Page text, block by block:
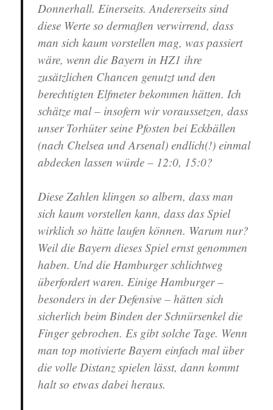
Donnerhall. Einerseits. Andererseits sind
diese Werte so dermaßen verwirrend, dass
man sich kaum vorstellen mag, was passiert
wäre, wenn die Bayern in HZ1 ihre
zusätzlichen Chancen genutzt und den
berechtigten Elfmeter bekommen hätten. Ich
schätze mal – insofern wir voraussetzen, dass
unser Torhüter seine Pfosten bei Eckbällen
(nach Chelsea und Arsenal) endlich(!) einmal
abdecken lassen würde – 12:0, 15:0?
Diese Zahlen klingen so albern, dass man
sich kaum vorstellen kann, dass das Spiel
wirklich so hätte laufen können. Warum nur?
Weil die Bayern dieses Spiel ernst genommen
haben. Und die Hamburger schlichtweg
überfordert waren. Einige Hamburger –
besonders in der Defensive – hätten sich
sicherlich beim Binden der Schnürsenkel die
Finger gebrochen. Es gibt solche Tage. Wenn
man top motivierte Bayern einfach mal über
die volle Distanz spielen lässt, dann kommt
halt so etwas dabei heraus.